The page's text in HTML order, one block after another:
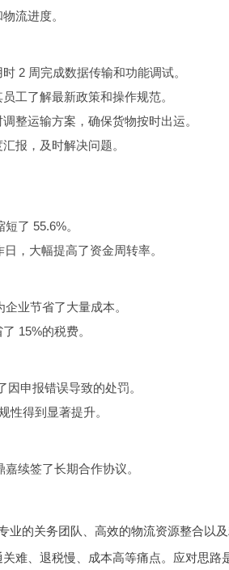
流进度。
2 周完成数据传输和功能调试。
工了解最新政策和操作规范。
整运输方案，确保货物按时出运。
报，及时解决问题。
了 55.6%。
，大幅提高了资金周转率。
业节省了大量成本。
15%的税费。
申报错误导致的处罚。
性得到显著提升。
续签了长期合作协议。
业的关务团队、高效的物流资源整合以
难、退税慢、成本高等痛点。应对思